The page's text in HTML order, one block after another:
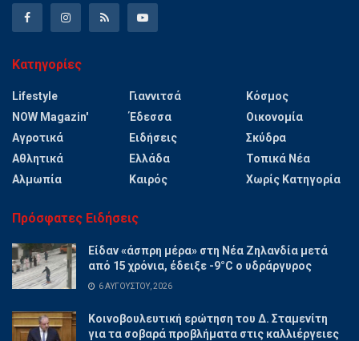
Κατηγορίες
Lifestyle
NOW Magazin'
Αγροτικά
Αθλητικά
Αλμωπία
Γιαννιτσά
Έδεσσα
Ειδήσεις
Ελλάδα
Καιρός
Κόσμος
Οικονομία
Σκύδρα
Τοπικά Νέα
Χωρίς Κατηγορία
Πρόσφατες Ειδήσεις
Είδαν «άσπρη μέρα» στη Νέα Ζηλανδία μετά
από 15 χρόνια, έδειξε -9°C ο υδράργυρος
6 ΑΥΓΟΎΣΤΟΥ, 2026
Κοινοβουλευτική ερώτηση του Δ. Σταμενίτη
για τα σοβαρά προβλήματα στις καλλιέργειες